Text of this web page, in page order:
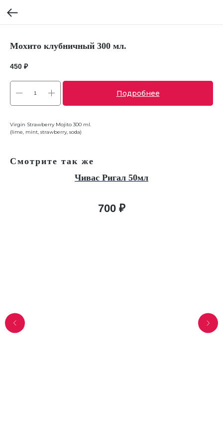
Мохито клубничный 300 мл.
450 ₽
Подробнее
Virgin Strawberry Mojito 300 ml.
(lime, mint, strawberry, soda)
Смотрите так же
Чивас Ригал 50мл
700 ₽